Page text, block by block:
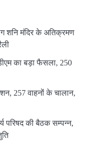
शनि मंदिर के अतिक्रमण
का बड़ा फैसला, 250
257 वाहनों के चालान,
परिषद की बैठक सम्पन्न,